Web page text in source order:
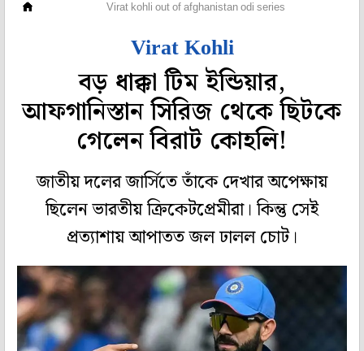
Virat kohli out of afghanistan odi series
Virat Kohli
বড় ধাক্কা টিম ইন্ডিয়ার,
আফগানিস্তান সিরিজ থেকে ছিটকে
গেলেন বিরাট কোহলি!
জাতীয় দলের জার্সিতে তাঁকে দেখার অপেক্ষায়
ছিলেন ভারতীয় ক্রিকেটপ্রেমীরা। কিন্তু সেই
প্রত্যাশায় আপাতত জল ঢালল চোট।